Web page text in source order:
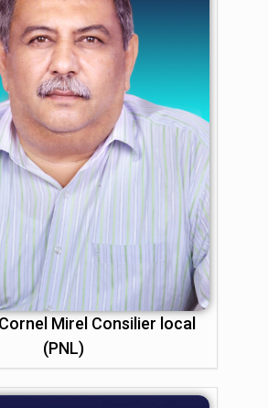
Mirel Consilier local
(PNL)